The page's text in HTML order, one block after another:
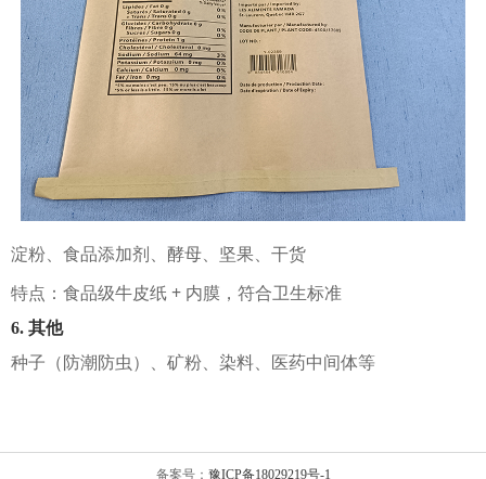
淀粉、食品添加剂、酵母、坚果、干货
特点：食品级牛皮纸 + 内膜，符合卫生标准
6. 其他
种子（防潮防虫）、矿粉、染料、医药中间体等
备案号： 豫ICP备18029219号-1